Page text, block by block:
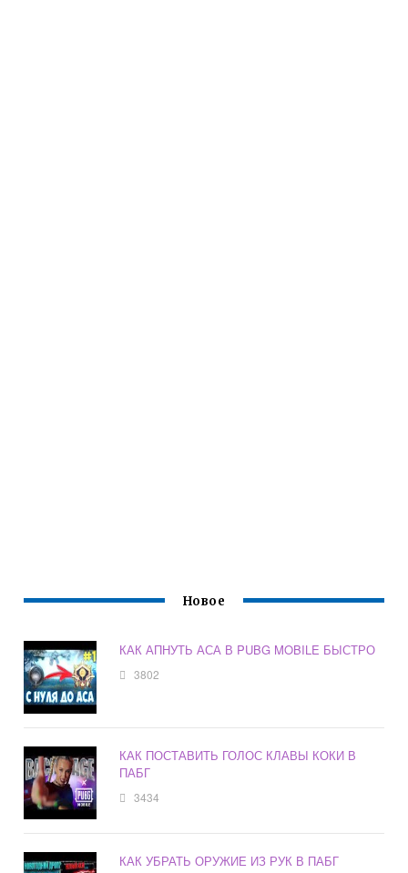
Новое
КАК АПНУТЬ АСА В PUBG MOBILE БЫСТРО
3802
КАК ПОСТАВИТЬ ГОЛОС КЛАВЫ КОКИ В
ПАБГ
3434
КАК УБРАТЬ ОРУЖИЕ ИЗ РУК В ПАБГ